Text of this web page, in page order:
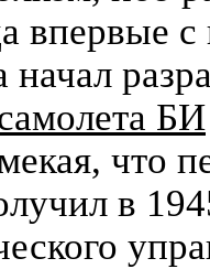
впервые
начал
БИ
что
в